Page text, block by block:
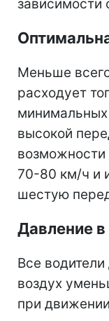
зависимости
Меньше
расходует
высокой
возможности
70-80 км/ч и
шестую
Давление
Все
воздух
при